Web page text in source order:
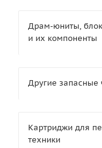
Драм-юниты,
и их компоненты
Другие запасные
Картриджи для
техники